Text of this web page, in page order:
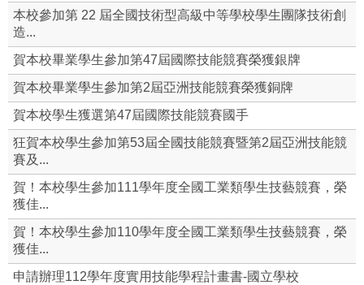
實習組
就業輔導組
校外職場參觀
全國技術士技能檢定
全國工科技藝競賽資源站
即測即評網
本校參加第 22 屆全國技術型高級中等學校學生團隊技術創
造...
賀本校畢業學生參加第47屆國際技能競賽榮獲銀牌
賀本校畢業學生參加第2屆亞洲技能競賽榮獲銅牌
賀本校學生獲選第47屆國際技能競賽國手
狂賀本校學生參加第53屆全國技能競賽暨第2屆亞洲技能競
賽及...
賀！本校學生參加111學年度全國工業類學生技藝競賽，榮
獲佳...
賀！本校學生參加110學年度全國工業類學生技藝競賽，榮
獲佳...
申請辦理112學年度實用技能學程計畫書-國立學校